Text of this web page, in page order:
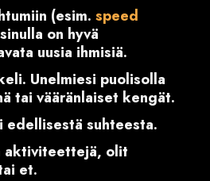
(esim. speed
on hyvä
uusia ihmisiä.
Unelmiesi puolisolla
tai vääränlaiset kengät.
edellisestä suhteesta.
aktiviteettejä, olit
et.